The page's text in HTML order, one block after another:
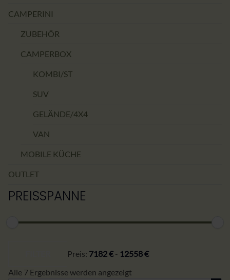
CAMPERINI
ZUBEHÖR
CAMPERBOX
KOMBI/ST
SUV
GELÄNDE/4X4
VAN
MOBILE KÜCHE
OUTLET
PREISSPANNE
Preis: 7182 €- 12558 €
Alle 7 Ergebnisse werden angezeigt